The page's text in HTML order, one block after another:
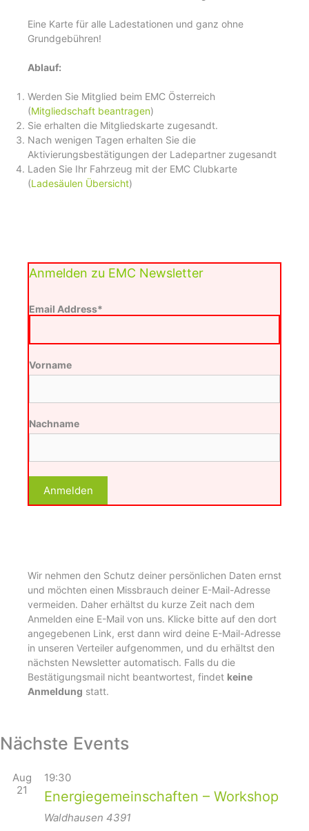
Eine Karte für alle Ladestationen und ganz ohne
Grundgebühren!
Ablauf:
Werden Sie Mitglied beim EMC Österreich
(Mitgliedschaft beantragen)
Sie erhalten die Mitgliedskarte zugesandt.
Nach wenigen Tagen erhalten Sie die
Aktivierungsbestätigungen der Ladepartner zugesandt
Laden Sie Ihr Fahrzeug mit der EMC Clubkarte
(Ladesäulen Übersicht)
Anmelden zu EMC Newsletter
Email Address*
Vorname
Nachname
Wir nehmen den Schutz deiner persönlichen Daten ernst
und möchten einen Missbrauch deiner E-Mail-Adresse
vermeiden. Daher erhältst du kurze Zeit nach dem
Anmelden eine E-Mail von uns. Klicke bitte auf den dort
angegebenen Link, erst dann wird deine E-Mail-Adresse
in unseren Verteiler aufgenommen, und du erhältst den
nächsten Newsletter automatisch. Falls du die
Bestätigungsmail nicht beantwortest, findet keine
Anmeldung statt.
Nächste Events
Aug
21
19:30
Energiegemeinschaften – Workshop
Waldhausen 4391